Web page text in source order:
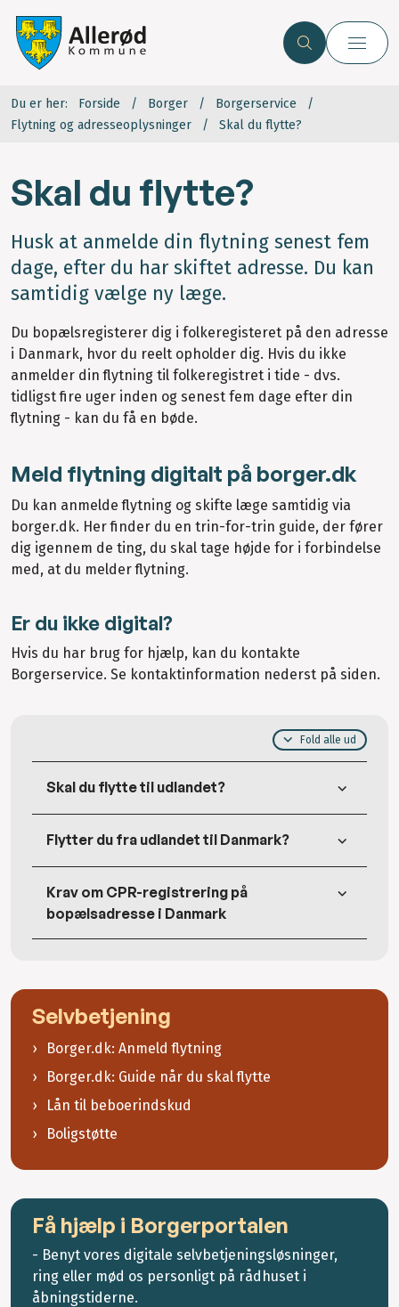
Du er her: Forside Borger
Borgerservice
Flytning og adresseoplysninger
Skal du flytte?
Skal du flytte?
Husk at anmelde din flytning senest fem
dage, efter du har skiftet adresse. Du kan
samtidig vælge ny læge.
Du bopælsregisterer dig i folkeregisteret på den adresse
i Danmark, hvor du reelt opholder dig. Hvis du ikke
anmelder din flytning til folkeregistret i tide - dvs.
tidligst fire uger inden og senest fem dage efter din
flytning - kan du få en bøde.
Meld flytning digitalt på borger.dk
Du kan anmelde flytning og skifte læge samtidig via
borger.dk. Her finder du en trin-for-trin guide, der fører
dig igennem de ting, du skal tage højde for i forbindelse
med, at du melder flytning.
Er du ikke digital?
Hvis du har brug for hjælp, kan du kontakte
Borgerservice. Se kontaktinformation nederst på siden.
Fold alle ud
Skal du flytte til udlandet?
Flytter du fra udlandet til Danmark?
Krav om CPR-registrering på
bopælsadresse i Danmark
Selvbetjening
Borger.dk: Anmeld flytning
Borger.dk: Guide når du skal flytte
Lån til beboerindskud
Boligstøtte
Få hjælp i Borgerportalen
- Benyt vores digitale selvbetjeningsløsninger,
ring eller mød os personligt på rådhuset i
åbningstiderne.